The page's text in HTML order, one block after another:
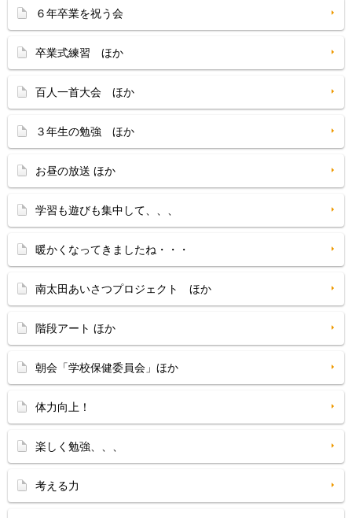
６年卒業を祝う会
卒業式練習 ほか
百人一首大会 ほか
３年生の勉強 ほか
お昼の放送 ほか
学習も遊びも集中して、、、
暖かくなってきましたね・・・
南太田あいさつプロジェクト ほか
階段アート ほか
朝会「学校保健委員会」ほか
体力向上！
楽しく勉強、、、
考える力